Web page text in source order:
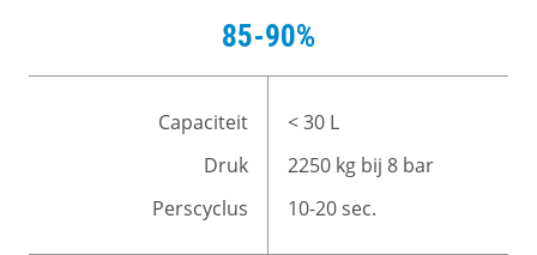
85-90%
Capaciteit
Druk
Perscyclus
< 30 L
2250 kg bij 8 bar
10-20 sec.